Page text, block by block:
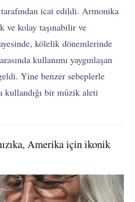
icat edildi. Armonika
ve kolay taşınabilir ve
kölelik dönemlerinde
kullanımı yaygınlaşan
Yine benzer sebeplerle
kullandığı bir müzik aleti
Amerika için ikonik